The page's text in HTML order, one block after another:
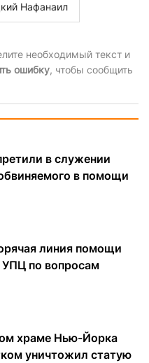
Нафанаил
необходимый текст и
ошибку, чтобы сообщить
в служении
в помощи
линия помощи
по вопросам
храме Нью-Йорка
уничтожил статую